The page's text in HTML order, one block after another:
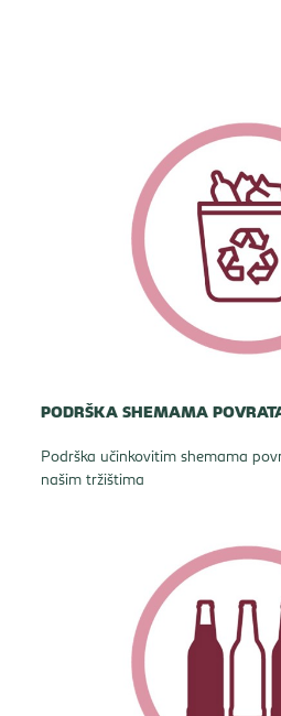
PODRŠKA SHEMAMA
Podrška učinkovitim shemama
našim tržištima